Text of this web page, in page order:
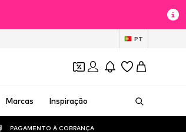
PT
Marcas Inspiração
PAGAMENTO À COBRANÇA